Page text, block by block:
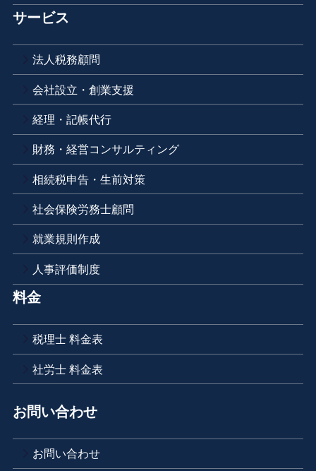
サービス
法人税務顧問
会社設立・創業支援
経理・記帳代行
財務・経営コンサルティング
相続税申告・生前対策
社会保険労務士顧問
就業規則作成
人事評価制度
料金
税理士 料金表
社労士 料金表
お問い合わせ
お問い合わせ